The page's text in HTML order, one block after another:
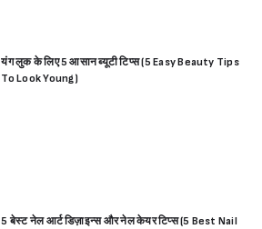
यंग लुक के लिए 5 आसान ब्यूटी टिप्स (5 Easy Beauty Tips
To Look Young)
5 बेस्ट नेल आर्ट डिज़ाइन्स और नेल केयर टिप्स (5 Best Nail